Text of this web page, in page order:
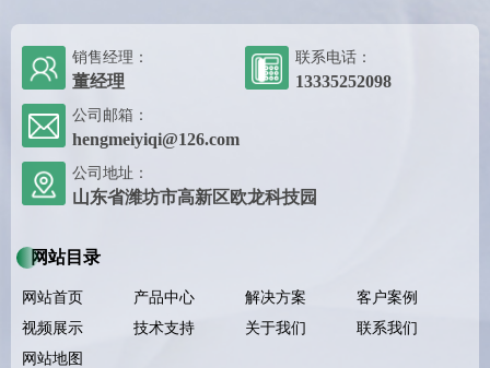
销售经理：
董经理
联系电话：
13335252098
公司邮箱：
hengmeiyiqi@126.com
公司地址：
山东省潍坊市高新区欧龙科技园
网站目录
网站首页 产品中心 解决方案
客户案例
视频展示
技术支持 关于我们
联系我们
网站地图